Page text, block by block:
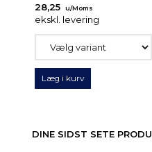
28,25
u/Moms
ekskl. levering
Læg i kurv
DINE SIDST SETE